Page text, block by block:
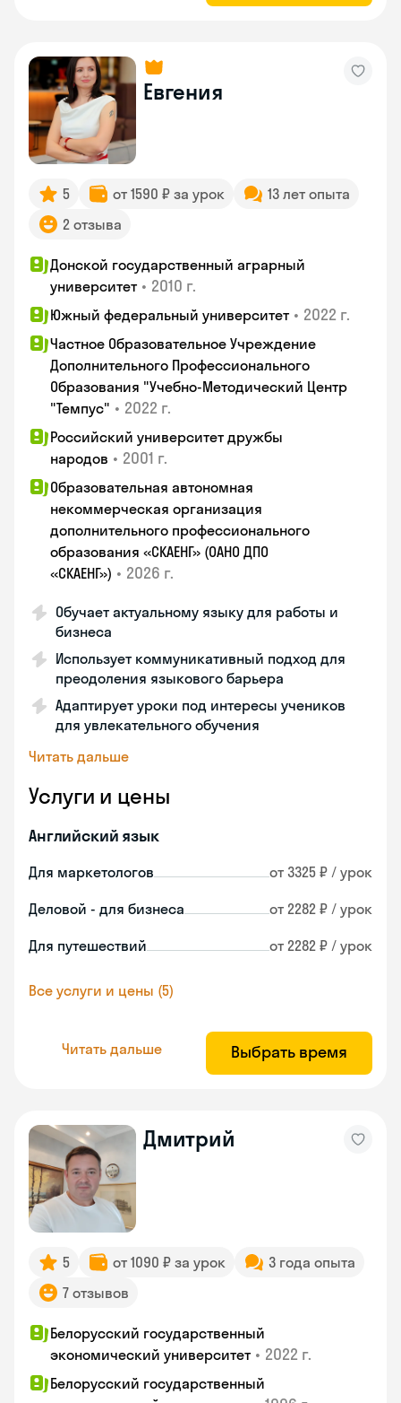
Евгения
5 от 1590 ₽ за урок
13 лет опыта
2 отзыва
Донской государственный аграрный
университет • 2010 г.
Южный федеральный университет • 2022 г.
Частное Образовательное Учреждение
Дополнительного Профессионального
Образования "Учебно-Методический Центр
"Темпус" • 2022 г.
Российский университет дружбы
народов • 2001 г.
Образовательная автономная
некоммерческая организация
дополнительного профессионального
образования «СКАЕНГ» (ОАНО ДПО
«СКАЕНГ») • 2026 г.
Обучает актуальному языку для работы и
бизнеса
Использует коммуникативный подход для
преодоления языкового барьера
Адаптирует уроки под интересы учеников
для увлекательного обучения
Читать дальше
Услуги и цены
Английский язык
Для маркетологов от 3325 ₽ / урок
Деловой - для бизнеса от 2282 ₽ / урок
Для путешествий от 2282 ₽ / урок
Все услуги и цены (5)
Читать дальше Выбрать время
Дмитрий
5 от 1090 ₽ за урок
3 года опыта
7 отзывов
Белорусский государственный
экономический университет • 2022 г.
Белорусский государственный